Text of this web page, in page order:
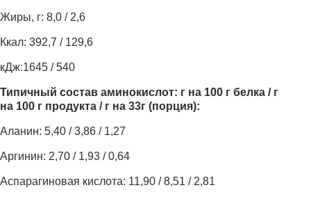
Жиры, г: 8,0 / 2,6
Ккал: 392,7 / 129,6
кДж:1645 / 540
Типичный состав аминокислот: г на 100 г белка / г
на 100 г продукта / г на 33г (порция):
Аланин: 5,40 / 3,86 / 1,27
Аргинин: 2,70 / 1,93 / 0,64
Аспарагиновая кислота: 11,90 / 8,51 / 2,81